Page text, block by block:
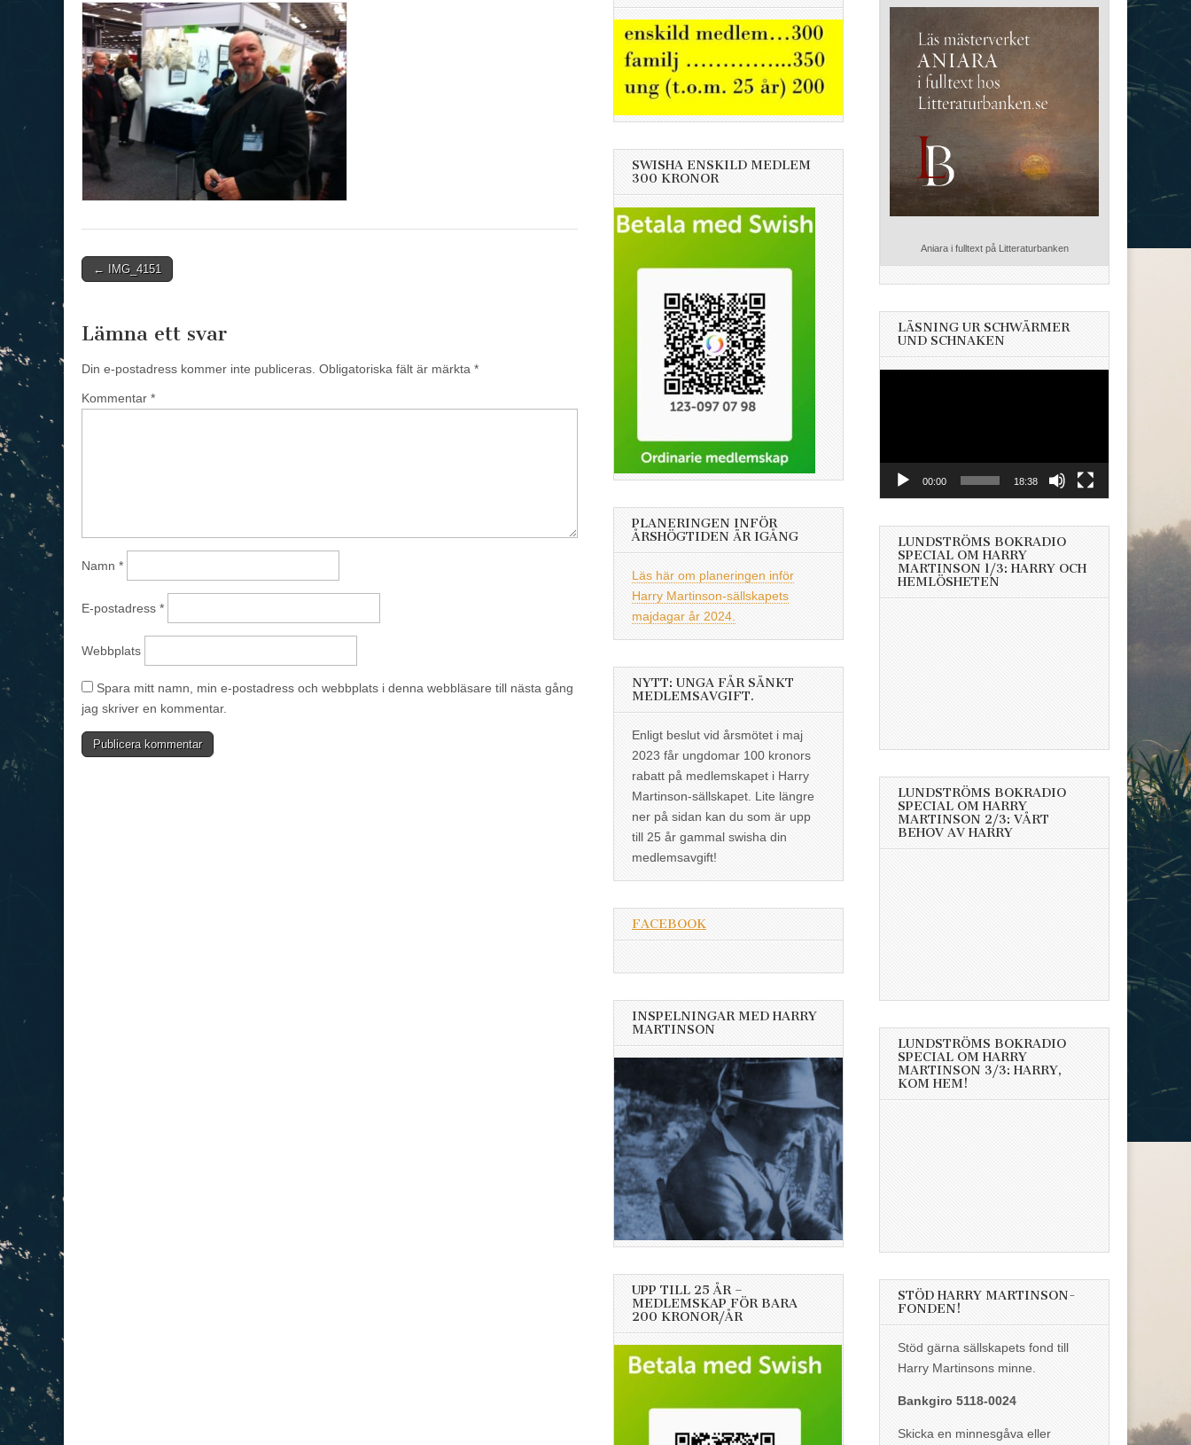
Post
← IMG_4151
Lämna ett svar
Din e-postadress kommer inte publiceras. Obligatoriska fält är märkta *
Kommentar *
Namn *
E-postadress *
Webbplats
Spara mitt namn, min e-postadress och webbplats i denna webbläsare till nästa gång
jag skriver en kommentar.
SWISHA ENSKILD MEDLEM
300 KRONOR
PLANERINGEN INFÖR
ÅRSHÖGTIDEN ÄR IGÅNG
Läs här om planeringen inför
Harry Martinson-sällskapets
majdagar år 2024.
NYTT: UNGA FÅR SÄNKT
MEDLEMSAVGIFT.
Enligt beslut vid årsmötet i maj
2023 får ungdomar 100 kronors
rabatt på medlemskapet i Harry
Martinson-sällskapet. Lite längre
ner på sidan kan du som är upp
till 25 år gammal swisha din
medlemsavgift!
FACEBOOK
INSPELNINGAR MED HARRY
MARTINSON
UPP TILL 25 ÅR –
MEDLEMSKAP FÖR BARA
200 KRONOR/ÅR
Aniara i fulltext på Litteraturbanken
LÄSNING UR SCHWÄRMER
UND SCHNAKEN
00:00 18:38
LUNDSTRÖMS BOKRADIO
SPECIAL OM HARRY
MARTINSON 1/3: HARRY OCH
HEMLÖSHETEN
LUNDSTRÖMS BOKRADIO
SPECIAL OM HARRY
MARTINSON 2/3: VÅRT
BEHOV AV HARRY
LUNDSTRÖMS BOKRADIO
SPECIAL OM HARRY
MARTINSON 3/3: HARRY,
KOM HEM!
STÖD HARRY MARTINSON-
FONDEN!
Stöd gärna sällskapets fond till
Harry Martinsons minne.
Bankgiro 5118-0024
Skicka en minnesgåva eller